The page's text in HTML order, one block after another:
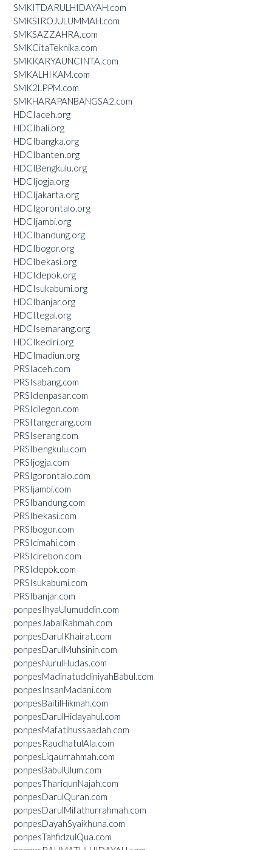
SMKITDARULHIDAYAH.com
SMKSIROJULUMMAH.com
SMKSAZZAHRA.com
SMKCitaTeknika.com
SMKKARYAUNCINTA.com
SMKALHIKAM.com
SMK2LPPM.com
SMKHARAPANBANGSA2.com
HDCIaceh.org
HDCIbali.org
HDCIbangka.org
HDCIbanten.org
HDCIBengkulu.org
HDCIjogja.org
HDCIjakarta.org
HDCIgorontalo.org
HDCIjambi.org
HDCIbandung.org
HDCIbogor.org
HDCIbekasi.org
HDCIdepok.org
HDCIsukabumi.org
HDCIbanjar.org
HDCItegal.org
HDCIsemarang.org
HDCIkediri.org
HDCImadiun.org
PRSIaceh.com
PRSIsabang.com
PRSIdenpasar.com
PRSIcilegon.com
PRSItangerang.com
PRSIserang.com
PRSIbengkulu.com
PRSIjogja.com
PRSIgorontalo.com
PRSIjambi.com
PRSIbandung.com
PRSIbekasi.com
PRSIbogor.com
PRSIcimahi.com
PRSIcirebon.com
PRSIdepok.com
PRSIsukabumi.com
PRSIbanjar.com
ponpesIhyaUlumuddin.com
ponpesJabalRahmah.com
ponpesDarulKhairat.com
ponpesDarulMuhsinin.com
ponpesNurulHudas.com
ponpesMadinatuddiniyahBabul.com
ponpesInsanMadani.com
ponpesBaitilHikmah.com
ponpesDarulHidayahul.com
ponpesMafatihussaadah.com
ponpesRaudhatulAla.com
ponpesLiqaurrahmah.com
ponpesBabulUlum.com
ponpesThariqunNajah.com
ponpesDarulQuran.com
ponpesDarulMifathurrahmah.com
ponpesDayahSyaikhuna.com
ponpesTahfidzulQua.com